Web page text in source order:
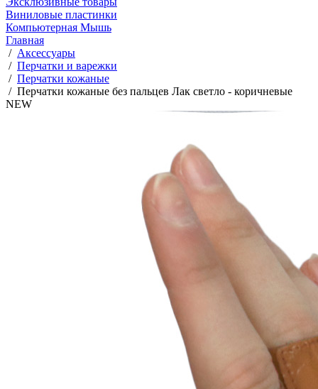
Виниловые пластинки
Компьютерная Мышь
Главная
/ Аксессуары
/ Перчатки и варежки
/ Перчатки кожаные
/ Перчатки кожаные без пальцев Лак светло - коричневые
NEW